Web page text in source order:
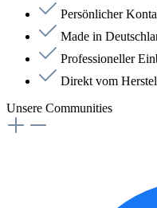
Persönlicher
Made in
Professioneller
Direkt vom
Unsere Communities